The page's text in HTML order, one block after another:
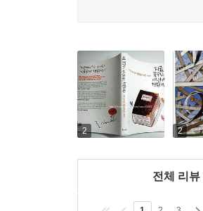
2 2
전체 리뷰